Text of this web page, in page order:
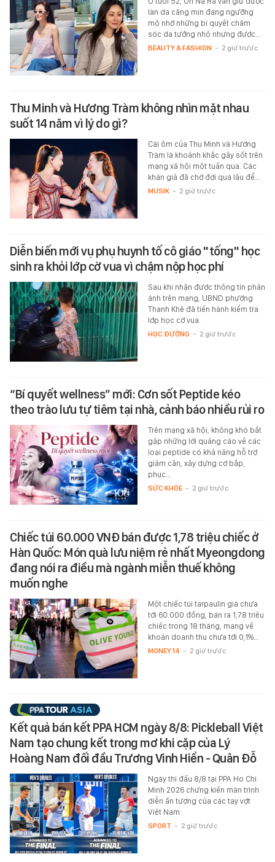
làn da căng mịn đáng ngưỡng
mộ nhờ những bí quyết chăm
sóc da tưởng nhỏ nhưng được…
BEAUTY & FASHION - 2 giờ trước
Thu Minh và Hương Tràm không nhìn mặt nhau
suốt 14 năm vì lý do gì?
Cái ôm của Thu Minh và Hương
Tràm là khoảnh khắc gây sốt trên
mạng xã hội một tuần qua. Các
khán giả đã chờ đợi quá lâu để…
MUSIK - 2 giờ trước
Diễn biến mới vụ phụ huynh tố cô giáo "tống" học
sinh ra khỏi lớp cờ vua vì chậm nộp học phí
Sau khi nhận được thông tin phản
ánh trên mạng, UBND phường
Thanh Khê đã tiến hành kiểm tra
lớp học cờ vua.
HỌC ĐƯỜNG - 2 giờ trước
“Bí quyết wellness” mới: Cơn sốt Peptide kéo
theo trào lưu tự tiêm tại nhà, cảnh báo nhiều rủi ro
Trên mạng xã hội, không khó bắt
gặp những lời quảng cáo về các
loại peptide có khả năng hỗ trợ
giảm cân, xây dựng cơ bắp,
phục…
SỨC KHỎE - 2 giờ trước
Chiếc túi 60.000 VNĐ bán được 1,78 triệu chiếc ở
Hàn Quốc: Món quà lưu niệm rẻ nhất Myeongdong
đang nói ra điều mà ngành miễn thuế không
muốn nghe
Một chiếc túi tarpaulin giá chưa
tới 60.000 đồng, bán ra 1,78 triệu
chiếc trong 18 tháng, mang về
khoản doanh thu chưa tới 0,1%…
MONEY.14 - 2 giờ trước
Kết quả bán kết PPA HCM ngày 8/8: Pickleball Việt
Nam tạo chung kết trong mơ khi cặp của Lý
Hoàng Nam đối đầu Trương Vinh Hiển - Quân Đỗ
Ngày thi đấu 8/8 tại PPA Ho Chi
Minh 2026 chứng kiến màn trình
diễn ấn tượng của các tay vợt
Việt Nam.
SPORT - 2 giờ trước